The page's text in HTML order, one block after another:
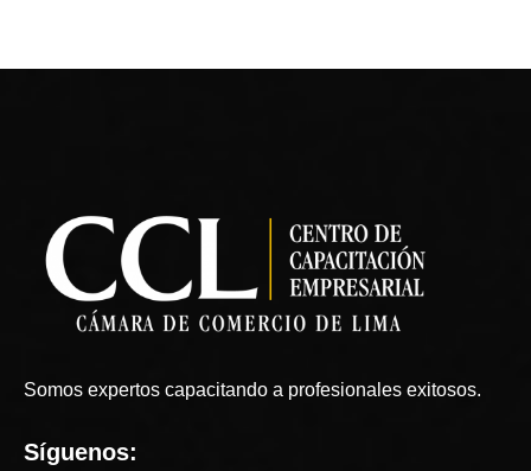
Somos expertos capacitando a profesionales exitosos.
Síguenos: